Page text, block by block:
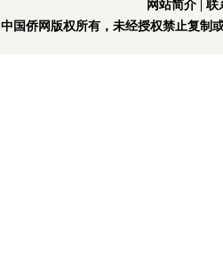
网站简介| 联
中国侨网版权所有，未经授权禁止复制